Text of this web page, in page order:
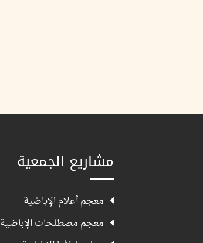
مشاريع الجمعية
معجم أعلام الإباضية
معجم مصطلحات الإباضية